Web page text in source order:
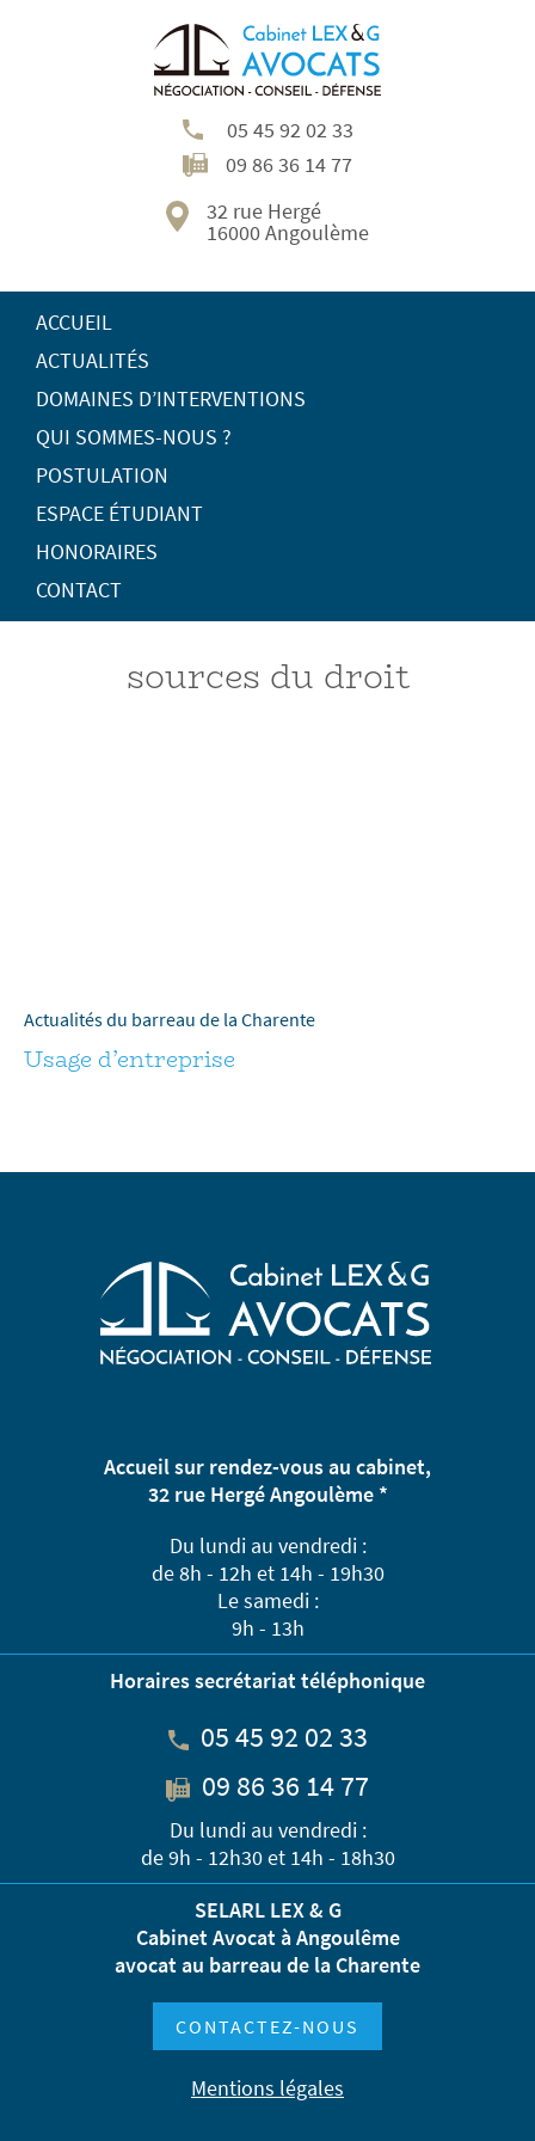
05 45 92 02 33
09 86 36 14 77
32 rue Hergé
16000 Angoulème
ACCUEIL
ACTUALITÉS
DOMAINES D’INTERVENTIONS
QUI SOMMES-NOUS ?
POSTULATION
ESPACE ÉTUDIANT
HONORAIRES
CONTACT
sources du droit
Actualités du barreau de la Charente
Usage d’entreprise
Accueil sur rendez-vous au cabinet,
32 rue Hergé Angoulème *
Du lundi au vendredi :
de 8h - 12h et 14h - 19h30
Le samedi :
9h - 13h
Horaires secrétariat téléphonique
05 45 92 02 33
09 86 36 14 77
Du lundi au vendredi :
de 9h - 12h30 et 14h - 18h30
SELARL LEX & G
Cabinet Avocat à Angoulême
avocat au barreau de la Charente
CONTACTEZ-NOUS
Mentions légales